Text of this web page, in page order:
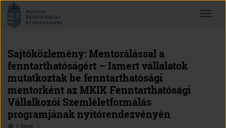
Magyar
Kereskedelmi
és
Toggle
Sajtóközlemény: Mentorálással a
fenntarthatóságért – Ismert vállalatok
mutatkoztak be fenntarthatósági
mentorként az MKIK Fenntarthatósági
Vállalkozói Szemléletformálás
programjának nyitórendezvényén
hírek